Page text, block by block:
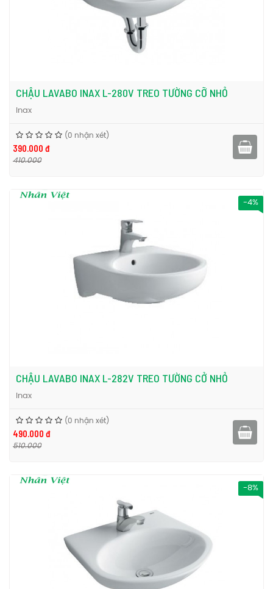
CHẬU LAVABO INAX L-280V TREO TƯỜNG CỠ NHỎ
Inax
(0 nhận xét)
390.000 đ
410.000
-4%
CHẬU LAVABO INAX L-282V TREO TƯỜNG CỞ NHỎ
Inax
(0 nhận xét)
490.000 đ
510.000
-8%